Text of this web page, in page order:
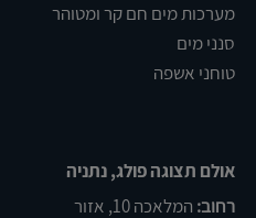
מערכות מים חם קר ומטוהר
סנני מים
טוחני אשפה
אולם תצוגה פולג, נתניה
רחוב:
המלאכה 10, אזור